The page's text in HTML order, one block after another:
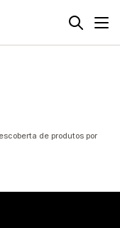
de produtos por